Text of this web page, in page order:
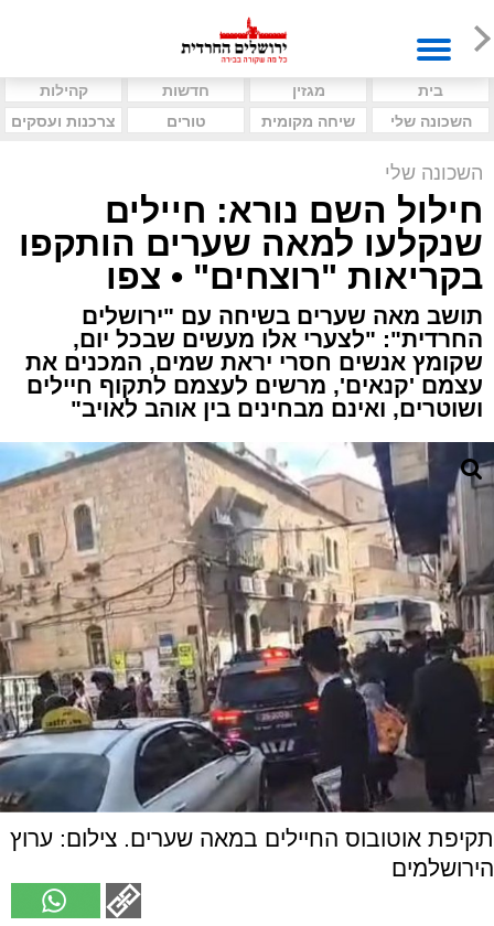
בית מגזין חדשות
קהילות
השכונה שלי
שיחה מקומית טורים צרכנות ועסקים
השכונה שלי
חילול השם נורא: חיילים
שנקלעו למאה שערים הותקפו
בקריאות "רוצחים" • צפו
תושב מאה שערים בשיחה עם "ירושלים
החרדית": "לצערי אלו מעשים שבכל יום,
שקומץ אנשים חסרי יראת שמים, המכנים את
עצמם 'קנאים', מרשים לעצמם לתקוף חיילים
ושוטרים, ואינם מבחינים בין אוהב לאויב"
תקיפת אוטובוס החיילים במאה שערים. צילום: ערוץ
הירושלמים